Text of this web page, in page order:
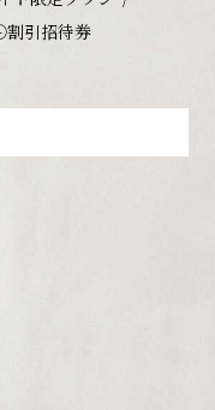
引招待券